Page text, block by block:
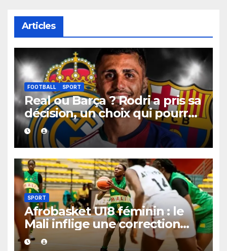
Articles
FOOTBALL SPORT
Real ou Barça ? Rodri a pris sa
décision, un choix qui pourrait
faire grand bruit sur le
marché des transferts.
SPORT
Afrobasket U18 féminin : le
Mali inflige une correction
historique au Bénin avec plus